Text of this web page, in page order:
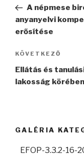
bejegyzés
A népmese
anyanyelvi
erősítése
Következő
bejegyzés
KÖVETKEZŐ
Ellátás és
lakosság körében
GALÉRIA
EFOP-3.3.2-16-